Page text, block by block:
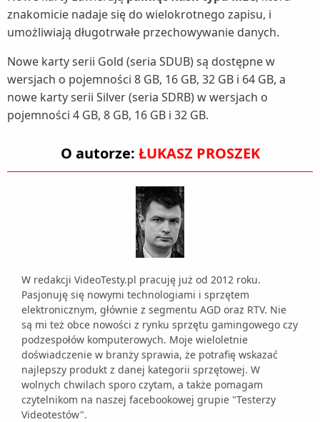
znakomicie nadaje się do wielokrotnego zapisu, i
umożliwiają długotrwałe przechowywanie danych.
Nowe karty serii Gold (seria SDUB) są dostępne w
wersjach o pojemności 8 GB, 16 GB, 32 GB i 64 GB, a
nowe karty serii Silver (seria SDRB) w wersjach o
pojemności 4 GB, 8 GB, 16 GB i 32 GB.
O autorze: ŁUKASZ PROSZEK
W redakcji VideoTesty.pl pracuję już od 2012 roku.
Pasjonuję się nowymi technologiami i sprzętem
elektronicznym, głównie z segmentu AGD oraz RTV. Nie
są mi też obce nowości z rynku sprzętu gamingowego czy
podzespołów komputerowych. Moje wieloletnie
doświadczenie w branży sprawia, że potrafię wskazać
najlepszy produkt z danej kategorii sprzętowej. W
wolnych chwilach sporo czytam, a także pomagam
czytelnikom na naszej facebookowej grupie "Testerzy
Videotestów".